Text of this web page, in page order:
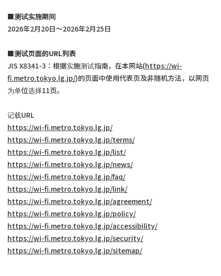
■测试实施期间
2026年2月20日～2026年2月25日
■测试页面的URL列表
JIS X8341-3：根据实施测试指南，在本网站(https://wi-
fi.metro.tokyo.lg.jp/)的页面中使用代表页及非随机方法，以网页
为单位选择11页。
记载URL
https://wi-fi.metro.tokyo.lg.jp/
https://wi-fi.metro.tokyo.lg.jp/terms/
https://wi-fi.metro.tokyo.lg.jp/list/
https://wi-fi.metro.tokyo.lg.jp/news/
https://wi-fi.metro.tokyo.lg.jp/faq/
https://wi-fi.metro.tokyo.lg.jp/link/
https://wi-fi.metro.tokyo.lg.jp/agreement/
https://wi-fi.metro.tokyo.lg.jp/policy/
https://wi-fi.metro.tokyo.lg.jp/accessibility/
https://wi-fi.metro.tokyo.lg.jp/security/
https://wi-fi.metro.tokyo.lg.jp/sitemap/